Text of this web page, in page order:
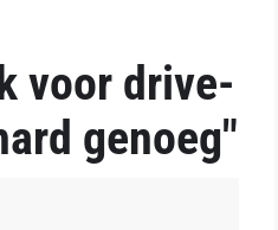
voor drive-
genoeg"